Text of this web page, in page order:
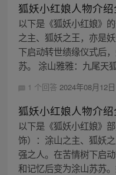
狐妖小红娘人物介
以下是《狐妖小红娘》
之主、狐妖之王，亦是
下启动转世绩缘仪式后
苏。 涂山雅雅：九尾天
1 个回答 2024年08月12
狐妖小红娘人物介
以下是《狐妖小红娘》
饰）：涂山之主、狐妖
强之人。在苦情树下启
和记忆后变为涂山苏苏